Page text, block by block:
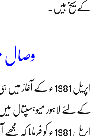
کے شیخ ہیں۔
وصال
اپریل 1981ء کے
اپریل 1981ء کو